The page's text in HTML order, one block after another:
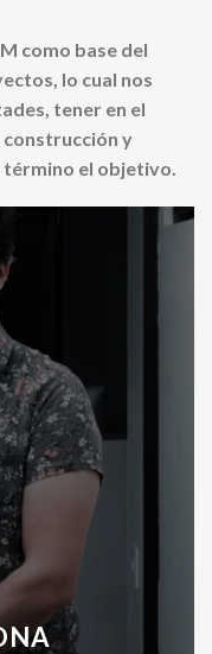
como base del
lo cual nos
tener en el
y
el objetivo.